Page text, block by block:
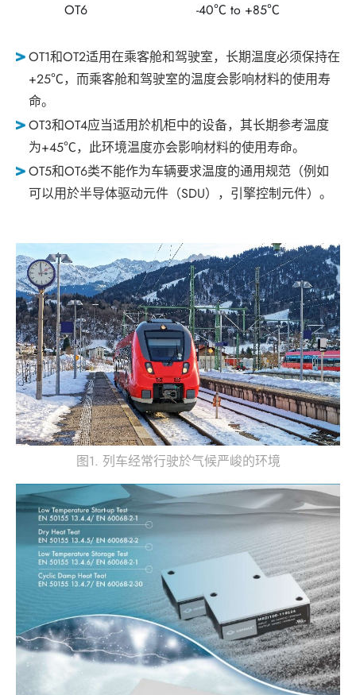
OT6 -40℃ to +85℃
OT1和OT2适用在乘客舱和驾驶室，长期温度必须保持在
+25℃，而乘客舱和驾驶室的温度会影响材料的使用寿
命。
OT3和OT4应当适用於机柜中的设备，其长期参考温度
为+45℃，此环境温度亦会影响材料的使用寿命。
OT5和OT6类不能作为车辆要求温度的通用规范（例如
可以用於半导体驱动元件（SDU），引擎控制元件）。
图1. 列车经常行驶於气候严峻的环境